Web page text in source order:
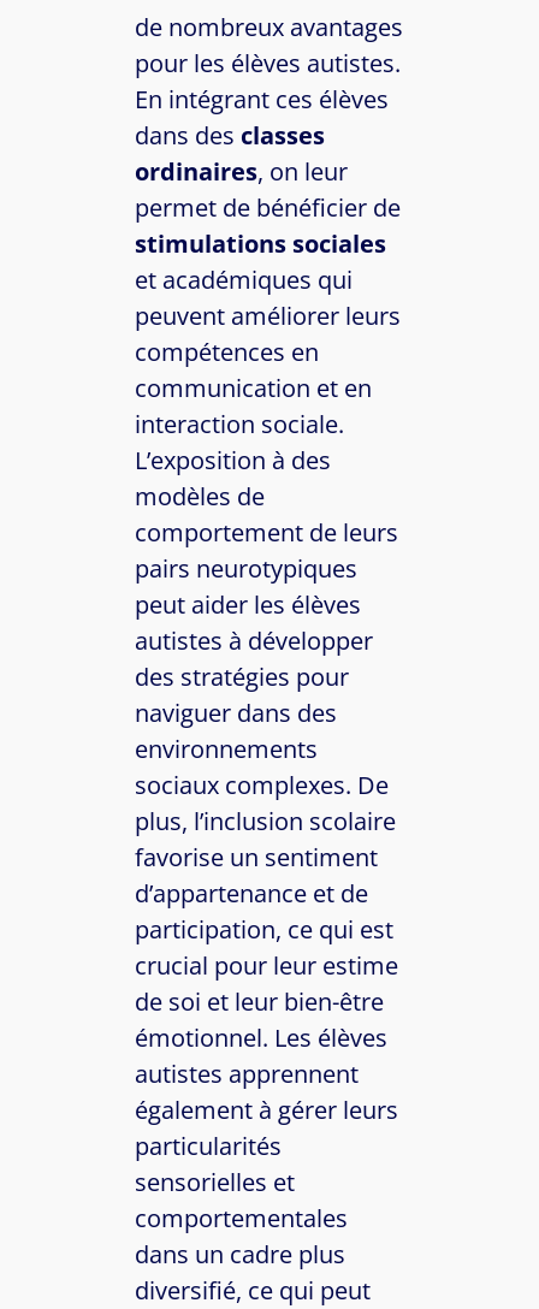
de nombreux avantages
pour les élèves autistes.
En intégrant ces élèves
dans des classes
ordinaires, on leur
permet de bénéficier de
stimulations sociales
et académiques qui
peuvent améliorer leurs
compétences en
communication et en
interaction sociale.
L’exposition à des
modèles de
comportement de leurs
pairs neurotypiques
peut aider les élèves
autistes à développer
des stratégies pour
naviguer dans des
environnements
sociaux complexes. De
plus, l’inclusion scolaire
favorise un sentiment
d’appartenance et de
participation, ce qui est
crucial pour leur estime
de soi et leur bien-être
émotionnel. Les élèves
autistes apprennent
également à gérer leurs
particularités
sensorielles et
comportementales
dans un cadre plus
diversifié, ce qui peut